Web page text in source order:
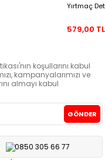
Yırtmaç
579,00 TL
koşullarını kabul
kampanyalarımızı ve
almayı kabul
GÖNDER
0850 305 66 77